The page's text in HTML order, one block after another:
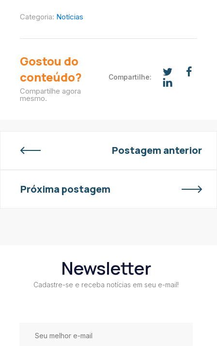
Categoria: Notícias
Gostou do
conteúdo?
Compartilhe agora
mesmo.
Compartilhe:
Postagem anterior
Próxima postagem
Newsletter
Cadastre-se e receba notícias em seu e-mail!